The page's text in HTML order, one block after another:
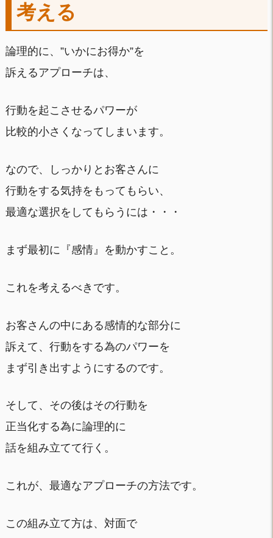
考える
論理的に、”いかにお得か”を
訴えるアプローチは、
行動を起こさせるパワーが
比較的小さくなってしまいます。
なので、しっかりとお客さんに
行動をする気持をもってもらい、
最適な選択をしてもらうには・・・
まず最初に『感情』を動かすこと。
これを考えるべきです。
お客さんの中にある感情的な部分に
訴えて、行動をする為のパワーを
まず引き出すようにするのです。
そして、その後はその行動を
正当化する為に論理的に
話を組み立てて行く。
これが、最適なアプローチの方法です。
この組み立て方は、対面で